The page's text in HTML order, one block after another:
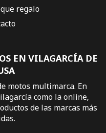
EN VILAGARCÍA DE
motos multimarca. En
como la online,
de las marcas más
regalo